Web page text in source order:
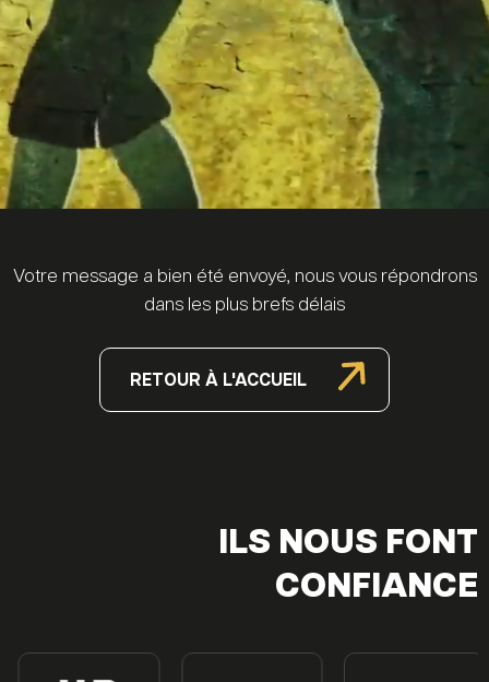
Votre message a bien été envoyé, nous vous répondrons
dans les plus brefs délais
RETOUR À L'ACCUEIL
ILS NOUS FONT
CONFIANCE